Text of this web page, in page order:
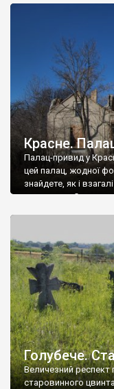
Красне.
Палац-привид у
цей палац, жодної
знайдете, як і
мешканець
Голубече.
Величезний респект
старовинного